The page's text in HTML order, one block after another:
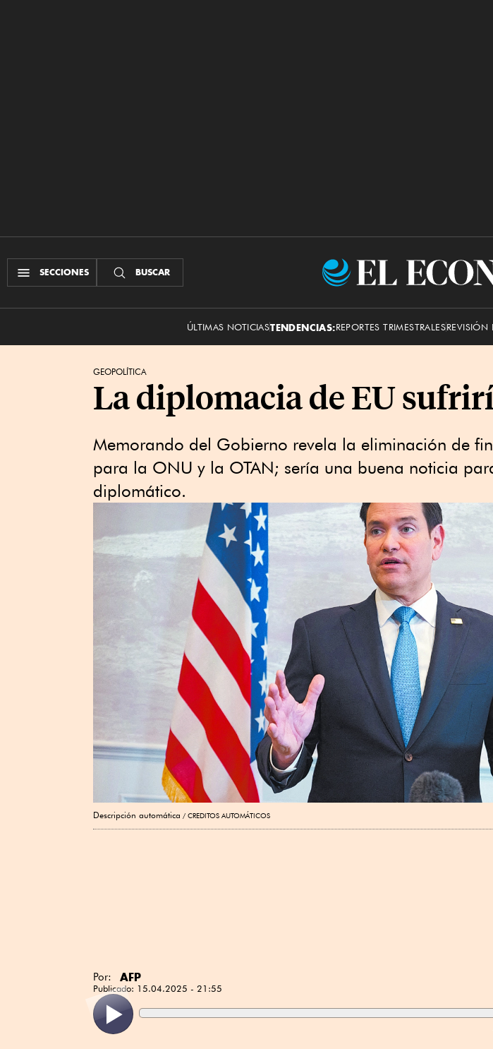
SECCIONES BUSCAR
El
ÚLTIMAS NOTICIASTENDENCIAS:REPORTES TRIMESTRALESREVISIÓN
GEOPOLÍTICA
La diplomacia de EU
Memorando del Gobierno revela la eliminación de
para la ONU y la OTAN; sería una buena noticia
diplomático.
Descripción automática CREDITOS AUTOMÁTICOS
Por: AFP
Publicado: 15.04.2025 - 21:55